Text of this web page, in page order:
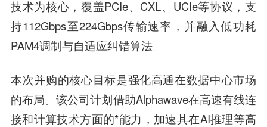
技术为核心，覆盖PCIe、CXL、UCIe等协议，支
持112Gbps至224Gbps传输速率，并融入低功耗
PAM4调制与自适应纠错算法。
本次并购的核心目标是强化高通在数据中心市场
的布局。该公司计划借助Alphawave在高速有线连
接和计算技术方面的*能力，加速其在AI推理等高